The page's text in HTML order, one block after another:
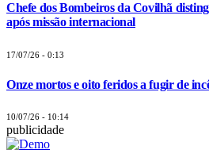
Chefe dos Bombeiros da Covilhã
após missão internacional
17/07/26 - 0:13
Onze mortos e oito feridos a fugir de
10/07/26 - 10:14
publicidade